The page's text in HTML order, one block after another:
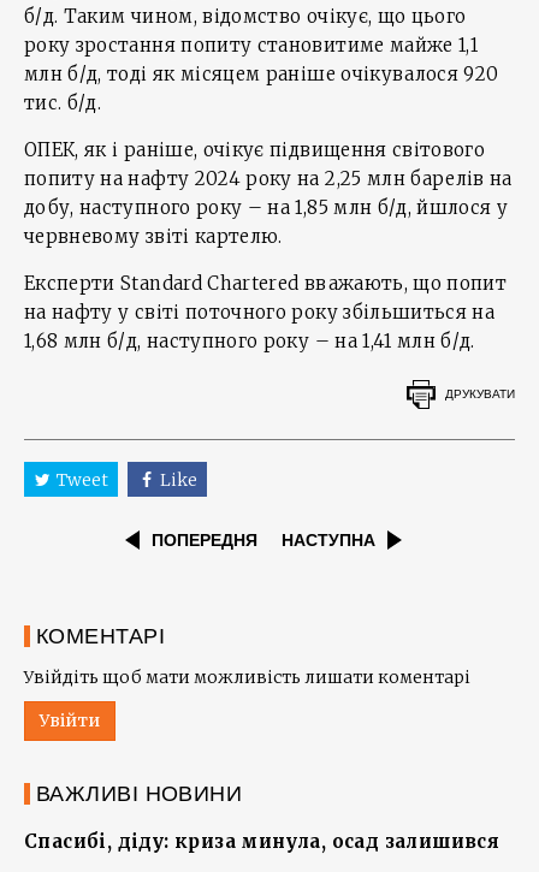
б/д. Таким чином, відомство очікує, що цього
року зростання попиту становитиме майже 1,1
млн б/д, тоді як місяцем раніше очікувалося 920
тис. б/д.
ОПЕК, як і раніше, очікує підвищення світового
попиту на нафту 2024 року на 2,25 млн барелів на
добу, наступного року – на 1,85 млн б/д, йшлося у
червневому звіті картелю.
Експерти Standard Chartered вважають, що попит
на нафту у світі поточного року збільшиться на
1,68 млн б/д, наступного року – на 1,41 млн б/д.
ДРУКУВАТИ
Tweet Like
ПОПЕРЕДНЯ НАСТУПНА
КОМЕНТАРІ
Увійдіть щоб мати можливість лишати коментарі
Увійти
ВАЖЛИВІ НОВИНИ
Спасибі, діду: криза минула, осад залишився